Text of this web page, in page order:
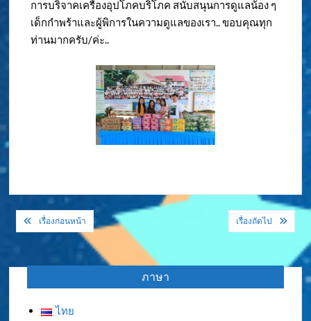
การบริจาคเครื่องอุปโภคบริโภค สนับสนุนการดูแลน้อง ๆ
เด็กกำพร้าและผู้พิการในความดูแลของเรา.. ขอบคุณทุก
ท่านมากครับ/ค่ะ..
แนะแนว
เรื่อง
เรื่องก่อนหน้า เรื่องถัดไป
ภาษา
ไทย